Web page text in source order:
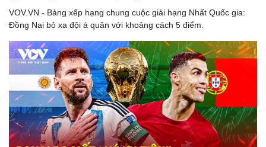
VOV.VN - Bảng xếp hạng chung cuộc giải hạng Nhất Quốc gia:
Đồng Nai bỏ xa đội á quân với khoảng cách 5 điểm.